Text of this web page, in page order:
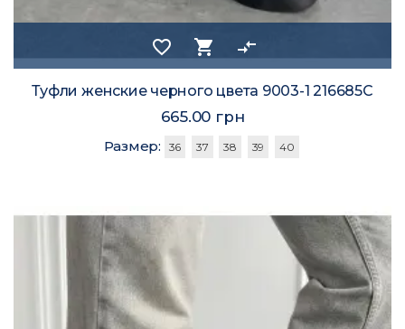
favorite_border shopping_cart compare_arrows
Туфли женские черного цвета 9003-1 216685C
665.00 грн
Размер: 36 37 38 39 40